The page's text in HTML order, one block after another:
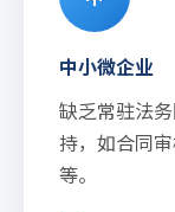
中小微企业
缺乏常驻法
持，如合同
等。